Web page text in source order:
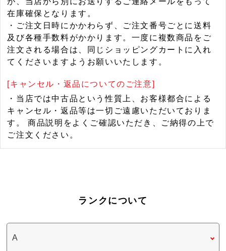
在庫確保となります。
・ご注文日時にかかわらず、ご注文番号ごとに送料
及び各種手数料がかかります。一度に複数商品をご
注文される場合は、同じショッピングカートに入れ
てくださいますようお願いいたします。
[キャンセル・返品についてのご注意]
・当店では中古品という性質上、お客様都合による
キャンセル・返品等は一切ご遠慮いただいておりま
す。 商品説明をよくご確認いただき、ご納得の上で
ご注文ください。
ランクについて